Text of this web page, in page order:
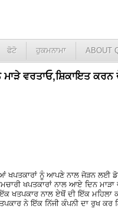
ਫੋਟੋ ਹੁਕਮਨਾਮਾ ABOUT
ਵਰਤਾਓ,ਸ਼ਿਕਾਇਤ ਕਰਨ
ਖਪਤਕਾਰਾਂ ਨੂੰ ਆਪਣੇ ਨਾਲ ਜੋੜਨ ਲਈ
ਖਪਤਕਾਰਾਂ ਨਾਲ ਆਏ ਦਿਨ
ਖਤਪਕਾਰ ਨਾਲ ਏਥੋਂ ਦੀ ਇੱਕ ਮਹਿਲਾ
ਨੇ ਇੱਕ ਨਿੱਜੀ ਕੰਪਨੀ ਦਾ ਰੁਖ ਕਰ